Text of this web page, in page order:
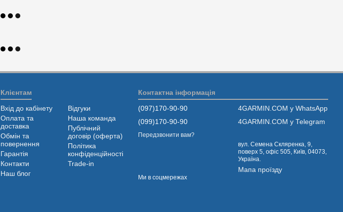
Клієнтам
Вхід до кабінету
Оплата та
доставка
Обмін та
повернення
Гарантія
Контакти
Наш блог
Відгуки
Наша команда
Публічний
договір (оферта)
Політика
конфіденційності
Trade-in
Контактна інформація
(097)170-90-90
(099)170-90-90
Передзвонити вам?
4GARMIN.COM у WhatsApp
4GARMIN.COM у Telegram
вул. Семена Скляренка, 9,
поверх 5, офіс 505, Київ, 04073,
Україна.
Мапа проїзду
Ми в соцмережах